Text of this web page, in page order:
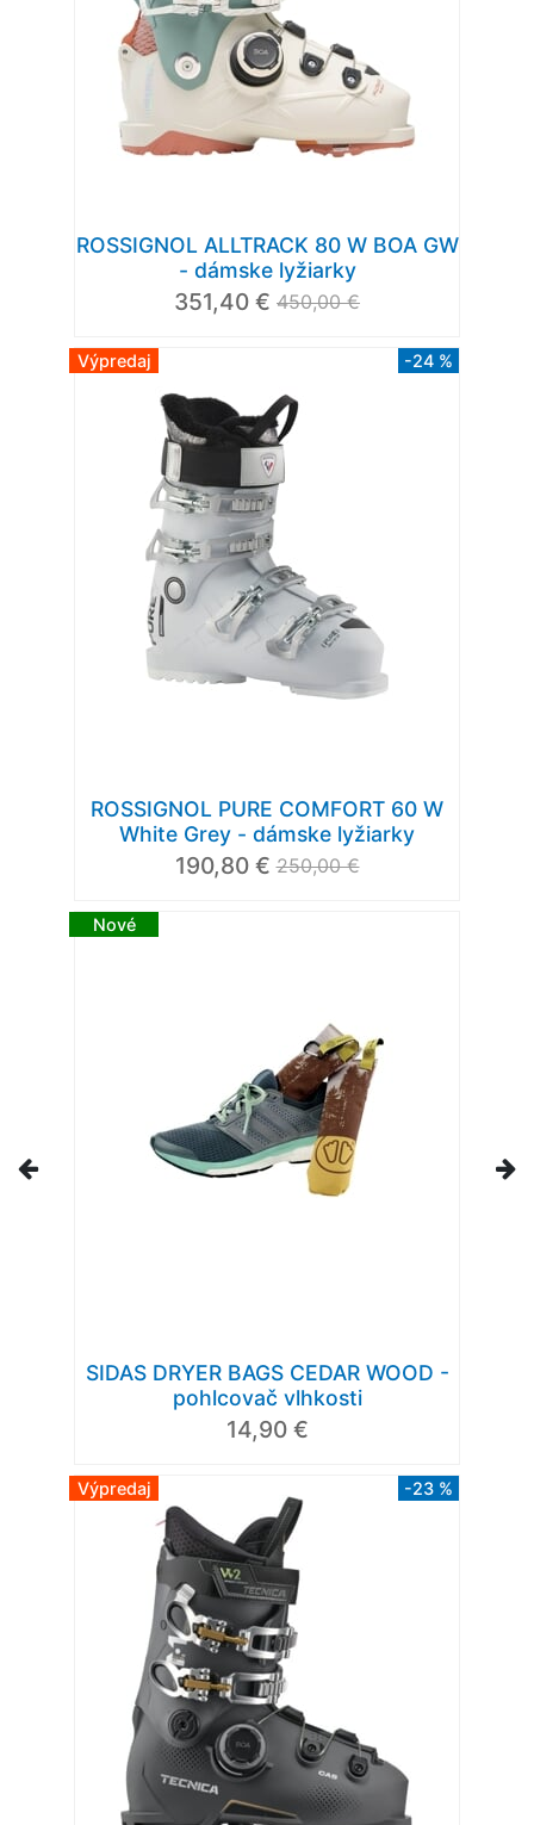
ROSSIGNOL ALLTRACK 80 W BOA GW
- dámske lyžiarky
351,40 € 450,00 €
Výpredaj -24 %
ROSSIGNOL PURE COMFORT 60 W
White Grey - dámske lyžiarky
190,80 € 250,00 €
Nové
SIDAS DRYER BAGS CEDAR WOOD -
pohlcovač vlhkosti
14,90 €
Výpredaj -23 %